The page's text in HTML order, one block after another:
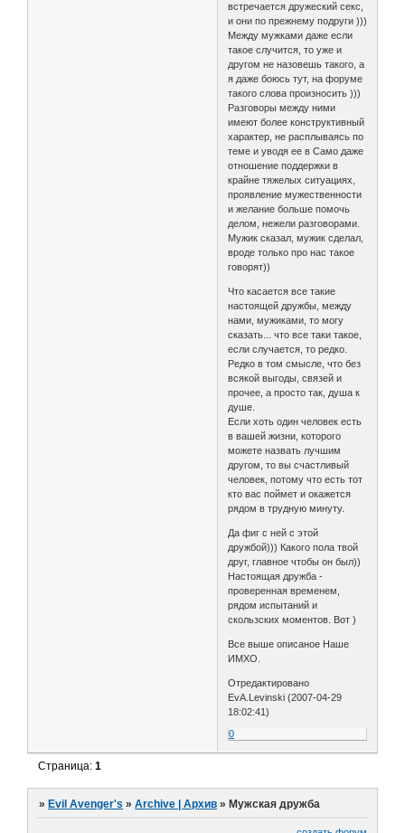
встречается дружеский секс,
и они по прежнему подруги )))
Между мужками даже если
такое случится, то уже и
другом не назовешь такого, а
я даже боюсь тут, на форуме
такого слова произносить )))
Разговоры между ними
имеют более конструктивный
характер, не расплываясь по
теме и уводя ее в Само даже
отношение поддержки в
крайне тяжелых ситуациях,
проявление мужественности
и желание больше помочь
делом, нежели разговорами.
Мужик сказал, мужик сделал,
вроде только про нас такое
говорят))
Что касается все такие
настоящей дружбы, между
нами, мужиками, то могу
сказать... что все таки такое,
если случается, то редко.
Редко в том смысле, что без
всякой выгоды, связей и
прочее, а просто так, душа к
душе.
Если хоть один человек есть
в вашей жизни, которого
можете назвать лучшим
другом, то вы счастливый
человек, потому что есть тот
кто вас поймет и окажется
рядом в трудную минуту.
Да фиг с ней с этой
дружбой))) Какого пола твой
друг, главное чтобы он был))
Настоящая дружба -
проверенная временем,
рядом испытаний и
скользских моментов. Вот )
Все выше описаное Наше
ИМХО.
Отредактировано
EvA.Levinski (2007-04-29
18:02:41)
0
Страница:1
»Evil Avenger's »Archive | Архив »Мужская дружба